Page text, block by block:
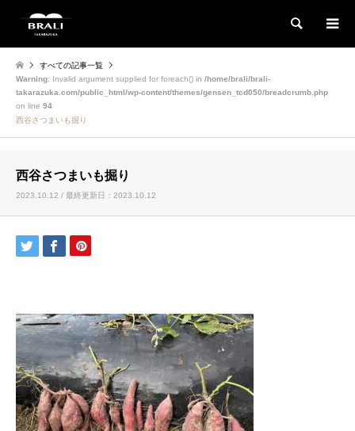
検索
すべての記事一覧
Warning: Invalid argument supplied for foreach() in /home/brali/brali-
takarazuka.com/public_html/wp-content/themes/gensen_tcd050/breadcrumb.php
on line 94
西谷さつまいも掘り
西谷さつまいも掘り
2023.10.12 / 最終更新日：2023.10.12